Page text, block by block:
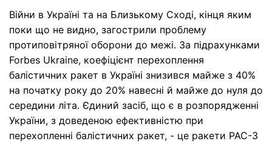
Війни в Україні та на Близькому Сході, кінця яким
поки що не видно, загострили проблему
протиповітряної оборони до межі. За підрахунками
Forbes Ukraine, коефіцієнт перехоплення
балістичних ракет в Україні знизився майже з 40%
на початку року до 20% навесні й майже до нуля до
середини літа. Єдиний засіб, що є в розпорядженні
України, з доведеною ефективністю при
перехопленні балістичних ракет, - це ракети PAC-3